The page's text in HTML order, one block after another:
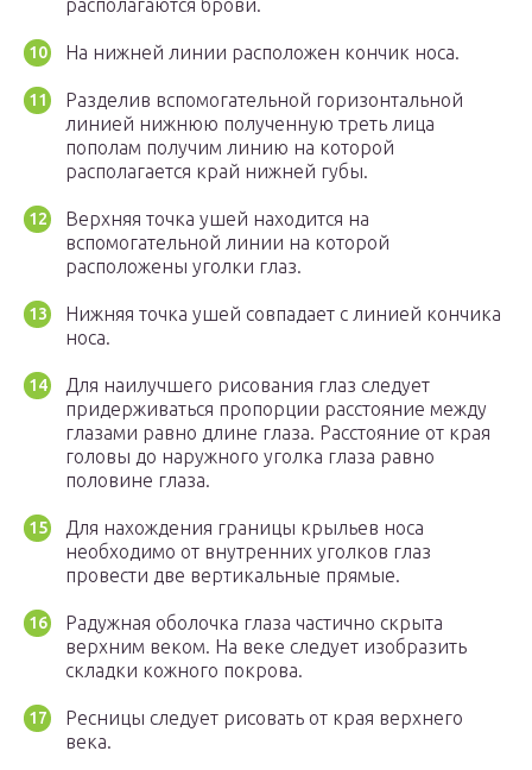
располагаются брови.
На нижней линии расположен кончик носа.
Разделив вспомогательной горизонтальной
линией нижнюю полученную треть лица
пополам получим линию на которой
располагается край нижней губы.
Верхняя точка ушей находится на
вспомогательной линии на которой
расположены уголки глаз.
Нижняя точка ушей совпадает с линией кончика
носа.
Для наилучшего рисования глаз следует
придерживаться пропорции расстояние между
глазами равно длине глаза. Расстояние от края
головы до наружного уголка глаза равно
половине глаза.
Для нахождения границы крыльев носа
необходимо от внутренних уголков глаз
провести две вертикальные прямые.
Радужная оболочка глаза частично скрыта
верхним веком. На веке следует изобразить
складки кожного покрова.
Ресницы следует рисовать от края верхнего
века.